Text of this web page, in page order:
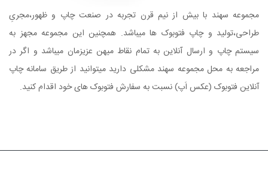
مجموعه سهند با بیش از نیم قرن تجربه در صنعت چاپ و ظهور،مجریِ
طراحی،تولید و چاپ فتوبوک ها میباشد. همچنین این مجموعه مجهز به
سیستم چاپ و ارسال آنلاین به تمام نقاط میهن عزیزمان میباشد و اگر در
مراجعه به محل مجموعه سهند مشکلی دارید میتوانید از طریق سامانه چاپ
آنلاین فتوبوک (عکس اَپ) نسبت به سفارش فتوبوک های خود اقدام کنید.